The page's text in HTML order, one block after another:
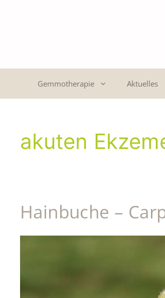
Gemmotherapie Aktuelles
akuten
Hainbuche –